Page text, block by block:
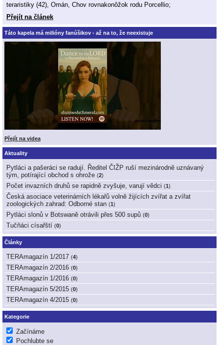
teraristiky (42), Omán, Chov rovnakonôžok rodu Porcellio;
Přejít na článek
Táto kapela má milióny fanúšikov - až na to, že neexistuje
Přejít na videa
Aktuality
Pytláci a pašeráci se radují. Ředitel ČIŽP ruší mezinárodně uznávaný
tým, potírající obchod s ohrože (2)
Počet invazních druhů se rapidně zvyšuje, varují vědci (1)
Česká asociace veterinárních lékařů volně žijících zvířat a zvířat
zoologických zahrad: Odborné stan (1)
Pytláci slonů v Botswaně otrávili přes 500 supů (0)
Tučňáci císařští (0)
Články
TERAmagazín 1/2017 (4)
TERAmagazín 2/2016 (0)
TERAmagazín 1/2016 (0)
TERAmagazín 5/2015 (0)
TERAmagazín 4/2015 (0)
Kategorie
Začínáme
Pochlubte se